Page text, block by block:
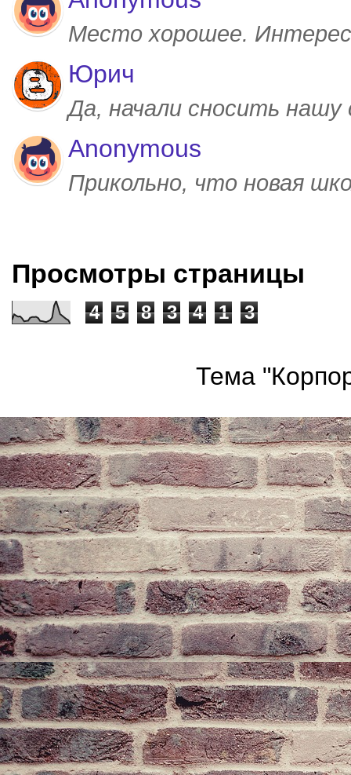
Место хорошее.
Юрич
Да, начали сносить
Anonymous
Прикольно, что новая
Просмотры страницы
4 5 8 3 4 1 3
Тема